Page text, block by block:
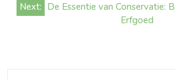
Next: De Essentie van Conservatie:
Erfgoed